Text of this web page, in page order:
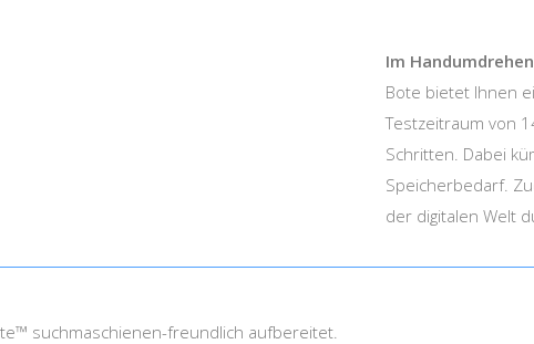
Im
Bote bietet Ihnen
Testzeitraum von
Schritten. Dabei
Speicherbedarf.
der digitalen Welt
suchmaschienen-freundlich aufbereitet.